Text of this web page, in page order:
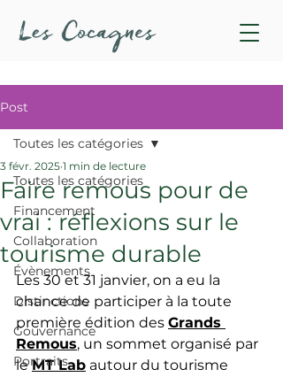
Post
Toutes les catégories
Financement
Collaboration
Évènements
Distinctions
Gouvernance
Portraits
Toutes les catégories
Faire remous pour de
vrai : réflexions sur le
tourisme durable
3 févr. 2025 1 min de lecture
Les 30 et 31 janvier, on a eu la
chance de participer à la toute
première édition des Grands
Remous, un sommet organisé par
le MT Lab autour du tourisme